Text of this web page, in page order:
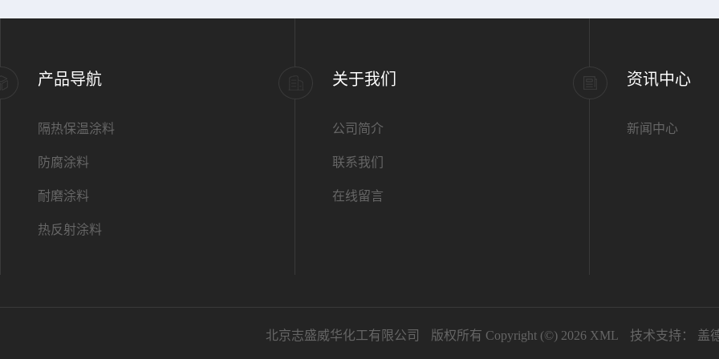
产品导航
隔热保温涂料
防腐涂料
耐磨涂料
热反射涂料
关于我们
公司简介
联系我们
在线留言
资讯中心
新闻中心
北京志盛威华化工有限公司 版权所有 Copyright (©) 2026 XML 技术支持： 盖